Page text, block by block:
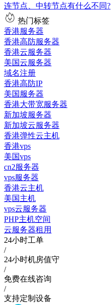
连节点、中转节点有什么不同?
热门标签
香港服务器
香港高防服务器
香港云服务器
美国云服务器
域名注册
香港高防IP
美国服务器
香港大带宽服务器
新加坡服务器
新加坡云服务器
香港弹性云主机
香港vps
美国vps
cn2服务器
vps服务器
香港云主机
美国主机
vps云服务器
PHP主机空间
云服务器租用
24小时工单
/
24小时机房值守
/
免费在线咨询
/
支持定制设备